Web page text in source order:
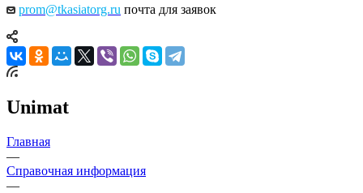
prom@tkasiatorg.ru почта для заявок
Unimat
Главная
—
Справочная информация
—